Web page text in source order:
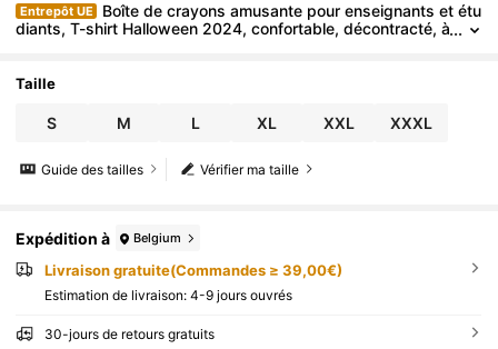
Entrepôt UE
Boîte de crayons amusante pour enseignants et étu
diants, T-shirt Halloween 2024, confortable, décontracté, à
Taille
S M L XL XXL XXXL
Vérifier ma taille
Guide des tailles
Expédition à Belgium
Livraison gratuite(Commandes ≥ 39,00€)
Estimation de livraison: 4-9 jours ouvrés
30-jours de retours gratuits